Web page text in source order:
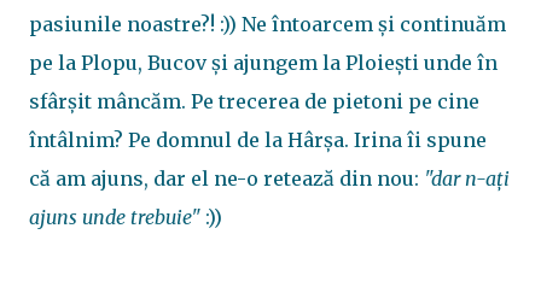
pasiunile noastre?! :)) Ne întoarcem și continuăm
pe la Plopu, Bucov și ajungem la Ploiești unde în
sfârșit mâncăm. Pe trecerea de pietoni pe cine
întâlnim? Pe domnul de la Hârșa. Irina îi spune
că am ajuns, dar el ne-o retează din nou: "dar n-ați
ajuns unde trebuie" :))